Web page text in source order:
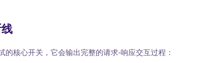
的核心开关，它会输出完整的请求-响应交互过程：